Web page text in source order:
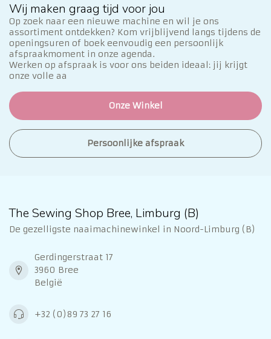
Wij maken graag tijd voor jou
Op zoek naar een nieuwe machine en wil je ons
assortiment ontdekken? Kom vrijblijvend langs tijdens de
openingsuren of boek eenvoudig een persoonlijk
afspraakmoment in onze agenda.
Werken op afspraak is voor ons beiden ideaal: jij krijgt
onze volle aa
Onze Winkel
Persoonlijke afspraak
The Sewing Shop Bree, Limburg (B)
De gezelligste naaimachinewinkel in Noord-Limburg (B)
Gerdingerstraat 17
3960 Bree
België
+32 (0)89 73 27 16